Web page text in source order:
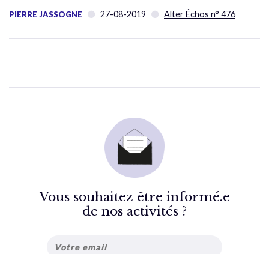
PIERRE JASSOGNE 27-08-2019 Alter Échos n° 476
Vous souhaitez être informé.e
de nos activités ?